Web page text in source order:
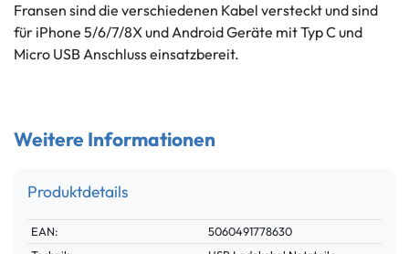
Fransen sind die verschiedenen Kabel versteckt und sind
für iPhone 5/6/7/8X und Android Geräte mit Typ C und
Micro USB Anschluss einsatzbereit.
Weitere Informationen
Produktdetails
Technisches
Merkmal
Wert
EAN:
5060491778630